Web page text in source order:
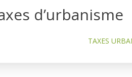
d’urbanisme
TAXES